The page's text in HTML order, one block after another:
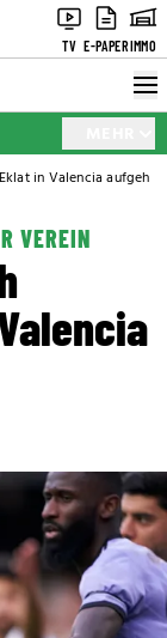
TV E-PAPERIMMO
in Valencia
VEREIN